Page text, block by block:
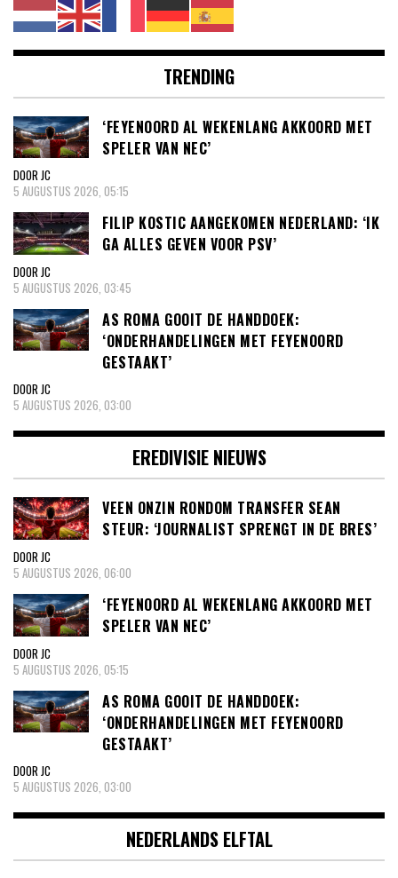
TRENDING
‘FEYENOORD AL WEKENLANG AKKOORD MET
SPELER VAN NEC’
DOOR JC
5 AUGUSTUS 2026, 05:15
FILIP KOSTIC AANGEKOMEN NEDERLAND: ‘IK
GA ALLES GEVEN VOOR PSV’
DOOR JC
5 AUGUSTUS 2026, 03:45
AS ROMA GOOIT DE HANDDOEK:
‘ONDERHANDELINGEN MET FEYENOORD
GESTAAKT’
DOOR JC
5 AUGUSTUS 2026, 03:00
EREDIVISIE NIEUWS
VEEN ONZIN RONDOM TRANSFER SEAN
STEUR: ‘JOURNALIST SPRENGT IN DE BRES’
DOOR JC
5 AUGUSTUS 2026, 06:00
‘FEYENOORD AL WEKENLANG AKKOORD MET
SPELER VAN NEC’
DOOR JC
5 AUGUSTUS 2026, 05:15
AS ROMA GOOIT DE HANDDOEK:
‘ONDERHANDELINGEN MET FEYENOORD
GESTAAKT’
DOOR JC
5 AUGUSTUS 2026, 03:00
NEDERLANDS ELFTAL